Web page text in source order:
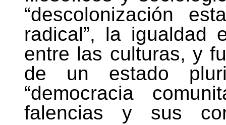
“descolonización
radical”, la igualdad
entre las culturas, y
de un estado
“democracia
falencias y sus